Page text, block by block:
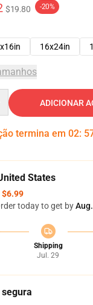
$19.80 -20%
16x24in
ADICIONAR
termina em 02:
States
$6.99
today to get by
Shipping
Jul. 29